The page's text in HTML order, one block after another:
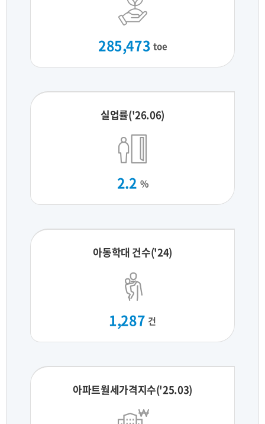
285,473 toe
실업률('26.06)
2.2 %
아동학대 건수('24)
1,287 건
아파트월세가격지수('25.03)